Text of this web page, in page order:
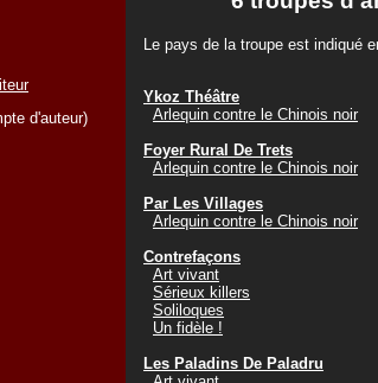
d'auteur)
Le pays de la troupe est indiqué
Ykoz Théâtre
Arlequin contre le Chinois noir
Foyer Rural De Trets
Arlequin contre le Chinois noir
Par Les Villages
Arlequin contre le Chinois noir
Contrefaçons
Art vivant
Sérieux killers
Soliloques
Un fidèle !
Les Paladins De Paladru